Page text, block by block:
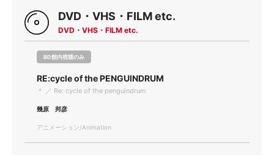
DVD・VHS・FILM etc.
DVD・VHS・FILM etc.
BD館内視聴のみ
RE:cycle of the PENGUINDRUM
＊ ／ Re: cycle of the penguindrum
幾原 邦彦
アニメーション/Animation